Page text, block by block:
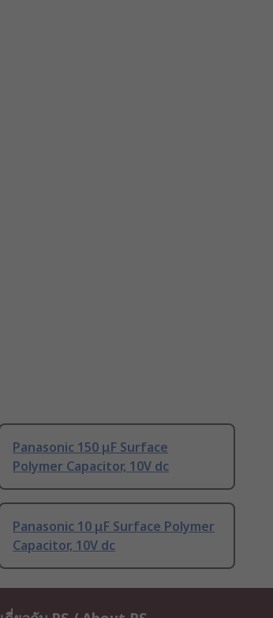
Panasonic 150 μF Surface
Polymer Capacitor, 10V dc
Panasonic 10 μF Surface Polymer
Capacitor, 10V dc